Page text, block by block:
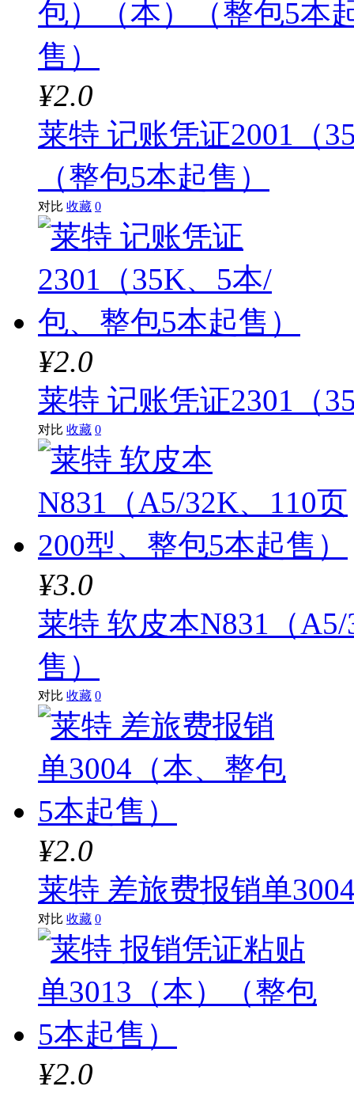
¥2.0
莱特 记账凭证2001（
（整包5本起售）
对比 收藏 0
¥2.0
莱特 记账凭证2301（
对比 收藏 0
¥3.0
莱特 软皮本N831（
售）
对比 收藏 0
¥2.0
莱特 差旅费报销单
对比 收藏 0
¥2.0